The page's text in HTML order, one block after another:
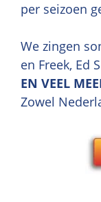
per seizoen
We zingen
en Freek, Ed
EN VEEL
Zowel